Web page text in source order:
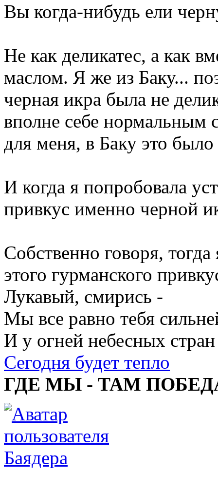
Вы когда-нибудь ели
Не как деликатес, а как
маслом. Я же из Баку...
черная икра была не
вполне себе нормальным
для меня, в Баку это
И когда я попробовала
привкус именно черной
Собственно говоря,
этого гурманского
Лукавый, смирись -
Мы все равно тебя
И у огней небесных стран
Сегодня будет тепло
ГДЕ МЫ - ТАМ
Баядера